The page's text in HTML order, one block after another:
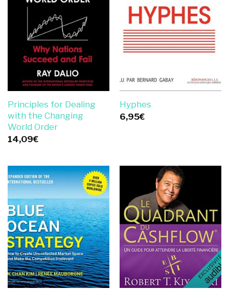
Principles for Dealing
with the Changing
World Order
14,09€
Hyphes
6,95€